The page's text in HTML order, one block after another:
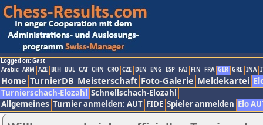
Logged on: Gast
Arabic ARM AZE BIH BUL CAT CHN CRO CZE DEN ENG ESP FAI FIN FRA GER GRE INA
Home TurnierDB Meisterschaft Foto-Galerie Meldekartei
Turnierschach-Elozahl Schnellschach-Elozahl
Allgemeines Turnier anmelden: AUT FIDE Spieler anmelden Elo